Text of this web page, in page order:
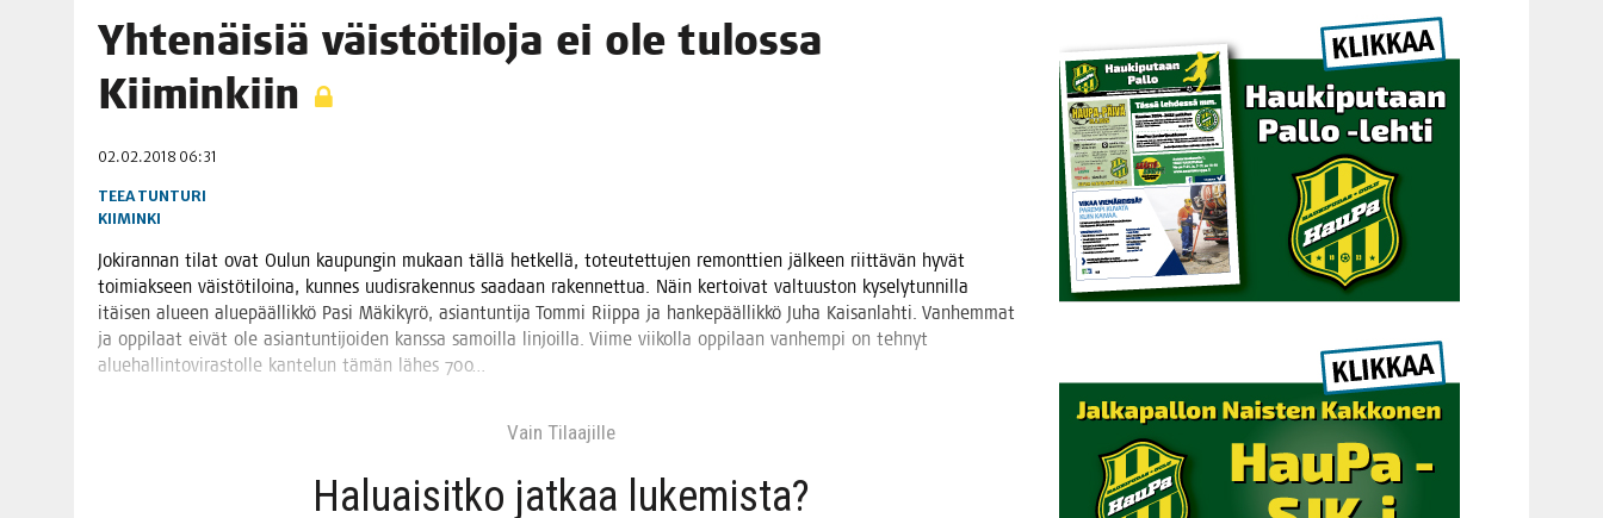
06.08.2026 OPIN­TOI­HIN KAN­SA­LAIS­OPIS­TOS­SA VOI SAA­DA AVUSTUSTA
06.08.2026 KII­MIN­KI­PÄI­VÄT JÄR­JES­TE­TÄÄN PERIN­TEI­TÄ KUNNIOITTAEN
Yhte­näi­siä väis­tö­ti­lo­ja ei ole tulos­sa
Kiiminkiin
02.02.2018 06:31
TEEA TUNTURI
KIIMINKI
Joki­ran­nan tilat ovat Oulun kau­pun­gin mukaan täl­lä het­kel­lä, toteu­tet­tu­jen remont­tien jäl­keen riit­tä­vän hyvät
toi­miak­seen väis­tö­ti­loi­na, kun­nes uudis­ra­ken­nus saa­daan raken­net­tua. Näin ker­toi­vat val­tuus­ton kyse­ly­tun­nil­la
itäi­sen alu­een alue­pääl­lik­kö Pasi Mäki­ky­rö, asian­tun­ti­ja Tom­mi Riip­pa ja han­ke­pääl­lik­kö Juha Kai­san­lah­ti. Van­hem­mat
ja oppi­laat eivät ole asian­tun­ti­joi­den kans­sa samoil­la lin­joil­la. Vii­me vii­kol­la oppi­laan van­hem­pi on teh­nyt
alue­hal­lin­to­vi­ras­tol­le kan­te­lun tämän lähes 700…
Vain Tilaa­jil­le
Haluai­sit­ko jat­kaa lukemista?